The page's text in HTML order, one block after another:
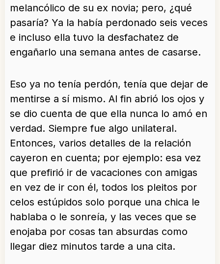
melancólico de su ex novia; pero, ¿qué
pasaría? Ya la había perdonado seis veces
e incluso ella tuvo la desfachatez de
engañarlo una semana antes de casarse.
Eso ya no tenía perdón, tenía que dejar de
mentirse a sí mismo. Al fin abrió los ojos y
se dio cuenta de que ella nunca lo amó en
verdad. Siempre fue algo unilateral.
Entonces, varios detalles de la relación
cayeron en cuenta; por ejemplo: esa vez
que prefirió ir de vacaciones con amigas
en vez de ir con él, todos los pleitos por
celos estúpidos solo porque una chica le
hablaba o le sonreía, y las veces que se
enojaba por cosas tan absurdas como
llegar diez minutos tarde a una cita.